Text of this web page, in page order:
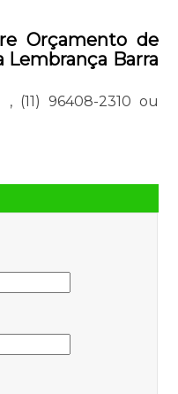
Orçamento de
Lembrança Barra
, (11) 96408-2310 ou